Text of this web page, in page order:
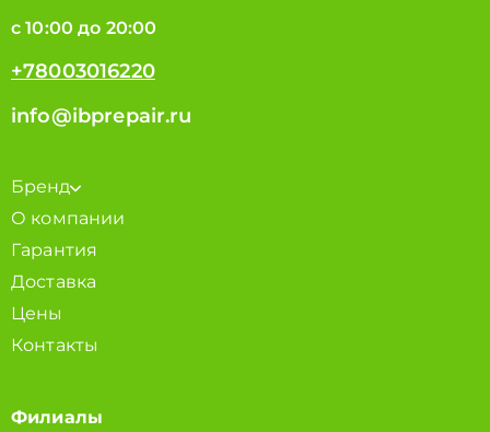
с 10:00 до 20:00
+78003016220
info@ibprepair.ru
Бренд
О компании
Гарантия
Доставка
Цены
Контакты
Филиалы